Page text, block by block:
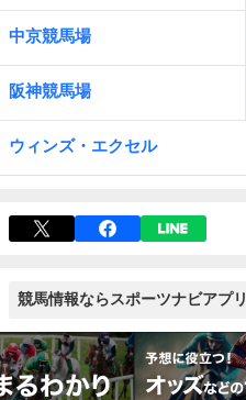
中京競馬場
阪神競馬場
ウィンズ・エクセル
競馬情報ならスポーツナビアプリ